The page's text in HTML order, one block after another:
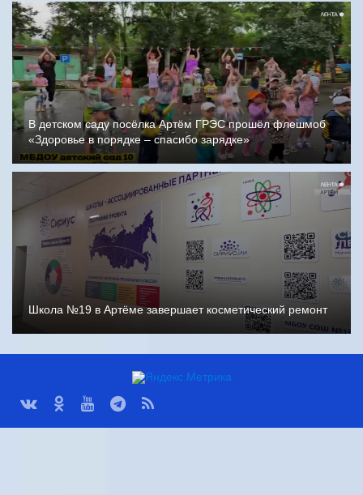
В детском саду посёлка Артём ГРЭС прошёл флешмоб
«Здоровье в порядке – спасибо зарядке»
Школа №19 в Артёме завершает косметический ремонт